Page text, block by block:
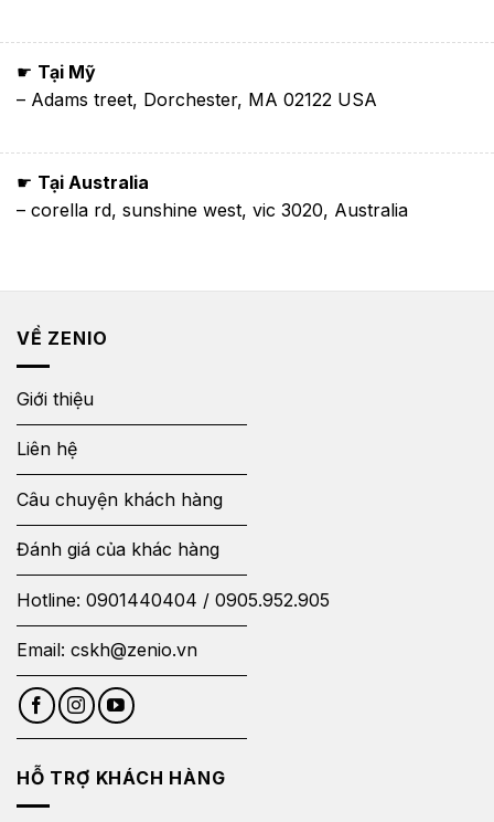
☛ Tại Mỹ
– Adams treet, Dorchester, MA 02122 USA
☛ Tại Australia
– corella rd, sunshine west, vic 3020, Australia
VỀ ZENIO
Giới thiệu
Liên hệ
Câu chuyện khách hàng
Đánh giá của khác hàng
Hotline: 0901440404 / 0905.952.905
Email: cskh@zenio.vn
HỖ TRỢ KHÁCH HÀNG